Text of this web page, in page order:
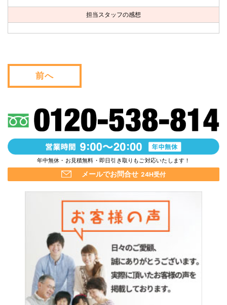
会社概要
キャンペーン
担当スタッフの感想
前へ
年中無休・お見積無料・即日引き取りもご対応いたします！
メールでお問合せ 24H受付